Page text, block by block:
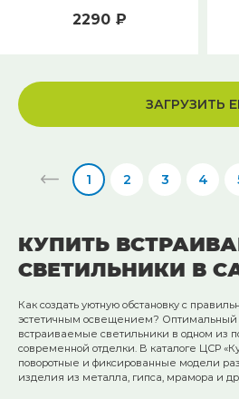
2290 ₽
ЗАГРУЗИТЬ
1 2 3 4
КУПИТЬ
СВЕТИЛЬНИКИ В
Как создать уютную обстановку с
эстетичным освещением? Оптимальный
встраиваемые светильники в одном из
современной отделки. В каталоге ЦСР
поворотные и фиксированные модели
изделия из металла, гипса, мрамора и